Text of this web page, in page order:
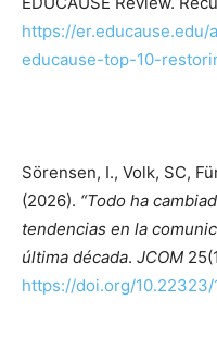
https://
educause-top-10-
Sörensen, I., Volk, SC,
(2026). “Todo ha
tendencias en la
última década. JCOM
https://doi.org/